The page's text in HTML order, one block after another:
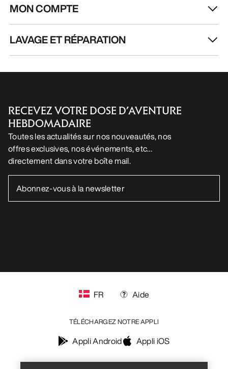
MON COMPTE
LAVAGE ET RÉPARATION
RECEVEZ VOTRE DOSE D’AVENTURE
HEBDOMADAIRE
Toutes les actualités sur nos nouveautés, nos
offres exclusives, nos événements, etc…
directement dans votre boîte mail.
FR Aide
TÉLÉCHARGEZ NOTRE APPLI
Appli Android Appli iOS